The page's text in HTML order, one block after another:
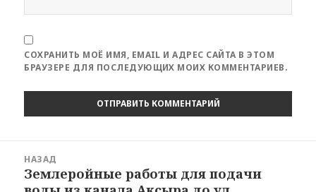
СОХРАНИТЬ МОЁ ИМЯ, EMAIL И АДРЕС САЙТА В ЭТОМ
БРАУЗЕРЕ ДЛЯ ПОСЛЕДУЮЩИХ МОИХ КОММЕНТАРИЕВ.
записям
НАЗАД
Предыдущая
Землеройные работы для подачи